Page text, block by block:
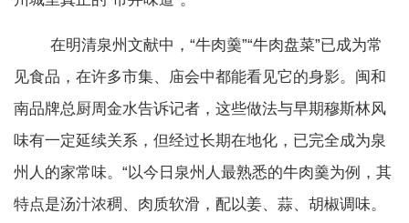
在明清泉州文献中，“牛肉羹”“牛肉盘菜”已成为常
见食品，在许多市集、庙会中都能看见它的身影。闽和
南品牌总厨周金水告诉记者，这些做法与早期穆斯林风
味有一定延续关系，但经过长期在地化，已完全成为泉
州人的家常味。“以今日泉州人最熟悉的牛肉羹为例，其
特点是汤汁浓稠、肉质软滑，配以姜、蒜、胡椒调味。